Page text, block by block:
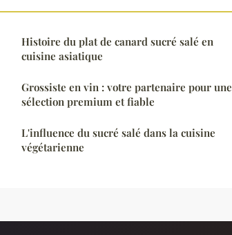
Histoire du plat de canard sucré salé en
cuisine asiatique
Grossiste en vin : votre partenaire pour une
sélection premium et fiable
L'influence du sucré salé dans la cuisine
végétarienne